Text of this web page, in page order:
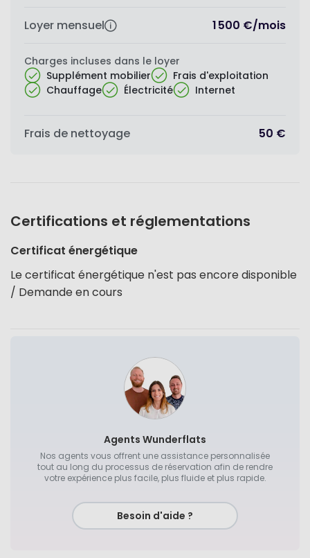
Loyer mensuel 1 500 €/mois
Charges incluses dans le loyer
Supplément mobilier
Frais d'exploitation
Chauffage
Électricité Internet
Frais de nettoyage 50 €
Certifications et réglementations
Certificat énergétique
Le certificat énergétique n'est pas encore disponible
/ Demande en cours
Agents Wunderflats
Nos agents vous offrent une assistance personnalisée
tout au long du processus de réservation afin de rendre
votre expérience plus facile, plus fluide et plus rapide.
Besoin d'aide ?